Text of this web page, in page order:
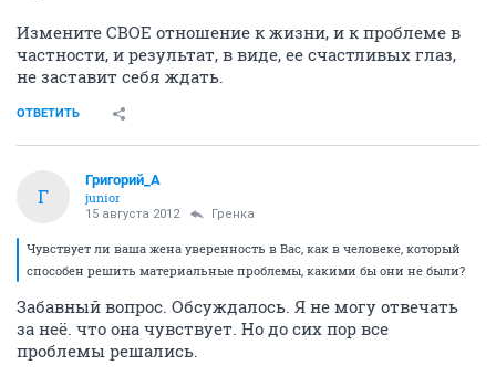
Измените СВОЕ отношение к жизни, и к проблеме в
частности, и результат, в виде, ее счастливых глаз,
не заставит себя ждать.
ОТВЕТИТЬ
Г
Григорий_А
junior
15 августа 2012 Гренка
Чувствует ли ваша жена уверенность в Вас, как в человеке, который
способен решить материальные проблемы, какими бы они не были?
Забавный вопрос. Обсуждалось. Я не могу отвечать
за неё. что она чувствует. Но до сих пор все
проблемы решались.